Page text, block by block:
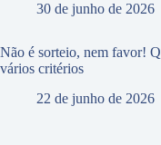
30 de junho de 2026
Não é sorteio, nem favor!
vários critérios
22 de junho de 2026